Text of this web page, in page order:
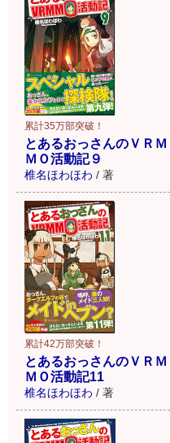
累計35万部突破！
とあるおっさんのＶＲＭ
ＭＯ活動記９
椎名ほわほわ / 著
累計42万部突破！
とあるおっさんのＶＲＭ
ＭＯ活動記11
椎名ほわほわ / 著